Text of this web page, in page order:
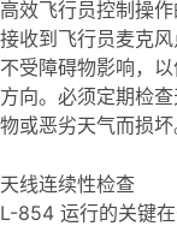
高效飞行员控制操
接收到飞行员麦克
不受障碍物影响，
方向。必须定期检
物或恶劣天气而损
天线连续性检查
L-854 运行的关键